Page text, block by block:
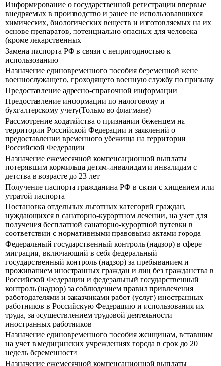
Информирование о государственной регистрации впервые
внедряемых в производство и ранее не использовавшихся
химических, биологических веществ и изготовляемых на их
основе препаратов, потенциально опасных для человека
(кроме лекарственных
Замена паспорта РФ в связи с непригодностью к
использованию
Назначение единовременного пособия беременной жене
военнослужащего, проходящего военную службу по призыву
Предоставление адресно-справочной информации
Предоставление информации по налоговому и
бухгалтерскому учету(Только во флагмане)
Рассмотрение ходатайства о признании беженцем на
территории Российской Федерации и заявлений о
предоставлении временного убежища на территории
Российской Федерации
Назначение ежемесячной компенсационной выплаты
потерявшим кормильца детям-инвалидам и инвалидам с
детства в возрасте до 23 лет
Получение паспорта гражданина РФ в связи с хищением или
утратой паспорта
Постановка отдельных льготных категорий граждан,
нуждающихся в санаторно-курортном лечении, на учет для
получения бесплатной санаторно-курортной путевки в
соответствии с нормативными правовыми актами города
Федеральный государственный контроль (надзор) в сфере
миграции, включающий в себя федеральный
государственный контроль (надзор) за пребыванием и
проживанием иностранных граждан и лиц без гражданства в
Российской Федерации и федеральный государственный
контроль (надзор) за соблюдением правил привлечения
работодателями и заказчиками работ (услуг) иностранных
работников в Российскую Федерацию и использования их
труда, за осуществлением трудовой деятельности
иностранных работников
Назначение единовременного пособия женщинам, вставшим
на учет в медицинских учреждениях города в срок до 20
недель беременности
Назначение ежемесячной компенсационной выплаты